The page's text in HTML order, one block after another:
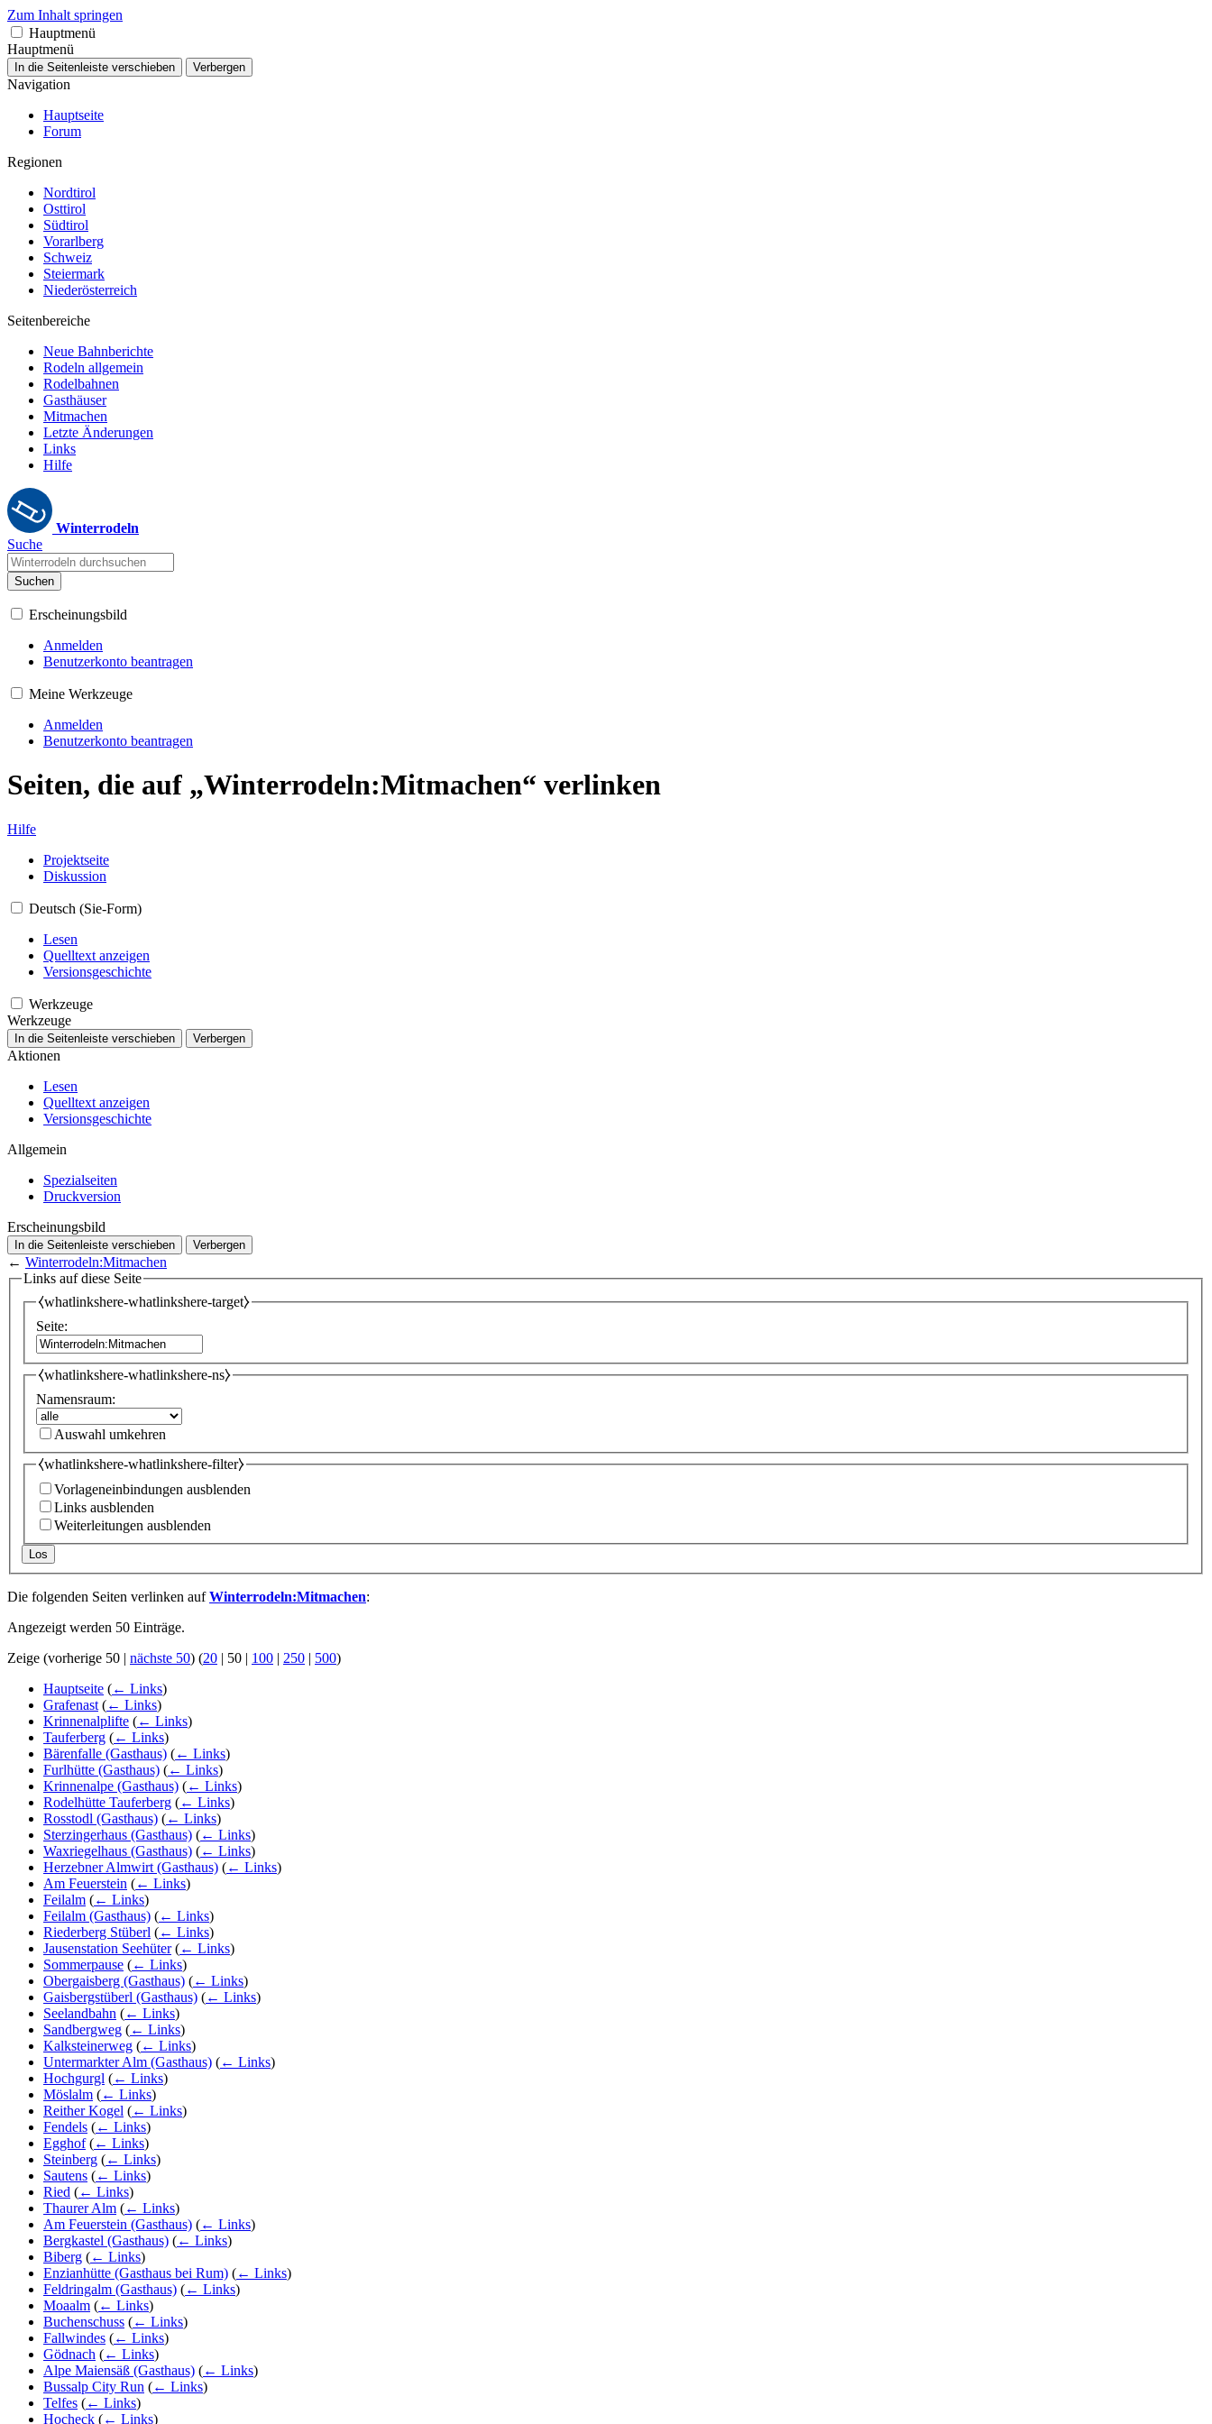
Zum Inhalt springen
Hauptmenü
Hauptmenü
In die Seitenleiste verschieben Verbergen
Navigation
Hauptseite
Forum
Regionen
Nordtirol
Osttirol
Südtirol
Vorarlberg
Schweiz
Steiermark
Niederösterreich
Seitenbereiche
Neue Bahnberichte
Rodeln allgemein
Rodelbahnen
Gasthäuser
Mitmachen
Letzte Änderungen
Links
Hilfe
Winterrodeln
Suche
Suchen
Erscheinungsbild
Anmelden
Benutzerkonto beantragen
Meine Werkzeuge
Anmelden
Benutzerkonto beantragen
Seiten, die auf „Winterrodeln:Mitmachen“ verlinken
Hilfe
Projektseite
Diskussion
Deutsch (Sie-Form)
Lesen
Quelltext anzeigen
Versionsgeschichte
Werkzeuge
Werkzeuge
In die Seitenleiste verschieben Verbergen
Aktionen
Lesen
Quelltext anzeigen
Versionsgeschichte
Allgemein
Spezialseiten
Druckversion
Erscheinungsbild
In die Seitenleiste verschieben Verbergen
← Winterrodeln:Mitmachen
Links auf diese Seite
⧼whatlinkshere-whatlinkshere-target⧽
Seite:
⧼whatlinkshere-whatlinkshere-ns⧽
Namensraum:
Auswahl umkehren
⧼whatlinkshere-whatlinkshere-filter⧽
Vorlageneinbindungen ausblenden
Links ausblenden
Weiterleitungen ausblenden
Los
Die folgenden Seiten verlinken aufWinterrodeln:Mitmachen:
Angezeigt werden 50 Einträge.
Zeige (vorherige 50 | nächste 50) (20 | 50 | 100 | 250 | 500)
Hauptseite (← Links)
Grafenast (← Links)
Krinnenalplifte (← Links)
Tauferberg (← Links)
Bärenfalle (Gasthaus) (← Links)
Furlhütte (Gasthaus) (← Links)
Krinnenalpe (Gasthaus) (← Links)
Rodelhütte Tauferberg (← Links)
Rosstodl (Gasthaus) (← Links)
Sterzingerhaus (Gasthaus) (← Links)
Waxriegelhaus (Gasthaus) (← Links)
Herzebner Almwirt (Gasthaus) (← Links)
Am Feuerstein (← Links)
Feilalm (← Links)
Feilalm (Gasthaus) (← Links)
Riederberg Stüberl (← Links)
Jausenstation Seehüter (← Links)
Sommerpause (← Links)
Obergaisberg (Gasthaus) (← Links)
Gaisbergstüberl (Gasthaus) (← Links)
Seelandbahn (← Links)
Sandbergweg (← Links)
Kalksteinerweg (← Links)
Untermarkter Alm (Gasthaus) (← Links)
Hochgurgl (← Links)
Möslalm (← Links)
Reither Kogel (← Links)
Fendels (← Links)
Egghof (← Links)
Steinberg (← Links)
Sautens (← Links)
Ried (← Links)
Thaurer Alm (← Links)
Am Feuerstein (Gasthaus) (← Links)
Bergkastel (Gasthaus) (← Links)
Biberg (← Links)
Enzianhütte (Gasthaus bei Rum) (← Links)
Feldringalm (Gasthaus) (← Links)
Moaalm (← Links)
Buchenschuss (← Links)
Fallwindes (← Links)
Gödnach (← Links)
Alpe Maiensäß (Gasthaus) (← Links)
Bussalp City Run (← Links)
Telfes (← Links)
Hocheck (← Links)